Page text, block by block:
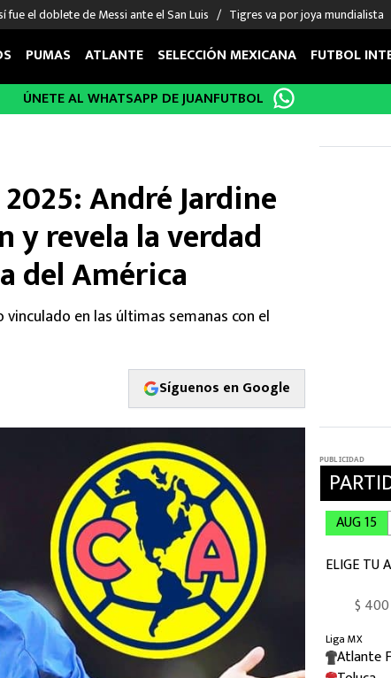
fue el doblete de Messi ante el San Luis Tigres va por joya mundialista
EXTRANJERO FIGURAS
Sergio Ramos
Giorgos Giakoumakis
André Jardine
DEPORTES
Boxeo
Béisbol
NFL
PUMAS ATLANTE SELECCIÓN MEXICANA FUTBOL
ÚNETE AL WHATSAPP DE JUANFUTBOL
André Jardine
y revela la verdad
del América
en las últimas semanas con el
Síguenos en Google